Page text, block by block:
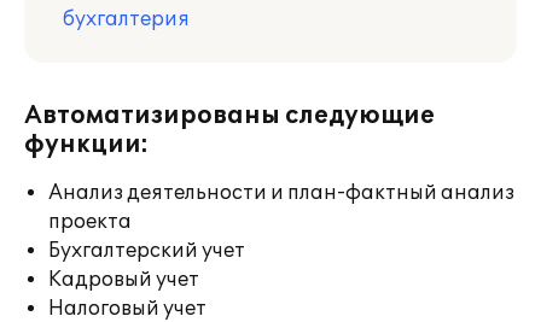
бухгалтерия
Автоматизированы следующие
функции:
Анализ деятельности и план-фактный анализ
проекта
Бухгалтерский учет
Кадровый учет
Налоговый учет